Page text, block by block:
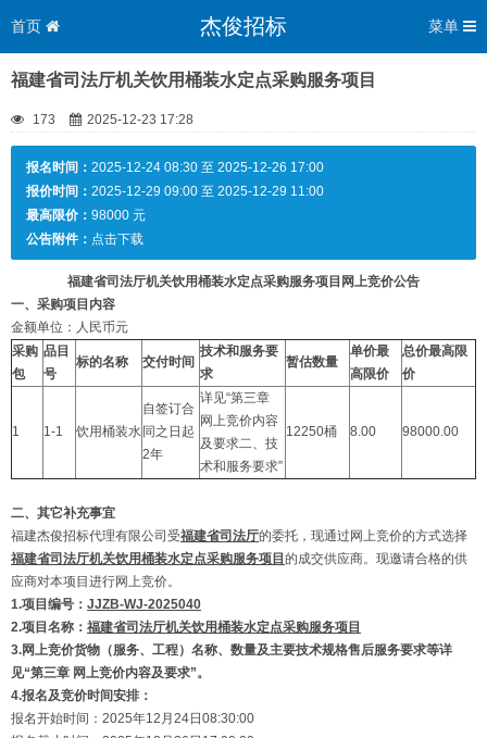
首页 杰俊招标 菜单
福建省司法厅机关饮用桶装水定点采购服务项目
173 2025-12-23 17:28
报名时间： 2025-12-24 08:30 至 2025-12-26 17:00
报价时间： 2025-12-29 09:00 至 2025-12-29 11:00
最高限价： 98000 元
公告附件： 点击下载
福建省司法厅机关饮用桶装水定点采购服务项目 网上竞价公告
一、采购项目内容
金额单位：人民币元
采购
包
品目
号
标的名称 交付时间
技术和 服务要
求
暂估数量
单价最
高限价
总价最高限
价
1 1-1 饮用桶装水
自签订合
同之日起
2年
详见“第三章
网上竞价内容
及要求二、技
术和服务要求”
12250桶 8.00 98000.00
二、其它补充事宜
福建杰俊招标代理有限公司受福建省司法厅的委托，现通过网上竞价的方式选择
福建省司法厅机关饮用桶装水定点采购服务项目 的成交供应商。现邀请合格的供
应商对本项目进行网上竞价。
1.项目编号： JJZB-WJ-2025040
2.项目名称： 福建省司法厅机关饮用桶装水定点采购服务项目
3.网上竞价货物 （服务、工程） 名称、数量及主要技术规格售后服务要求等详
见“第三章 网上竞价内容及要求”。
4.报名及竞价时间安排：
报名开始时间：2025年12月24日08:30:00